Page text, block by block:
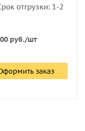
шероховатости
отгрузки: 1-2
руб./шт
заказ